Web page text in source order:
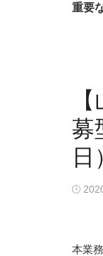
重要
募
日
Posted
本業